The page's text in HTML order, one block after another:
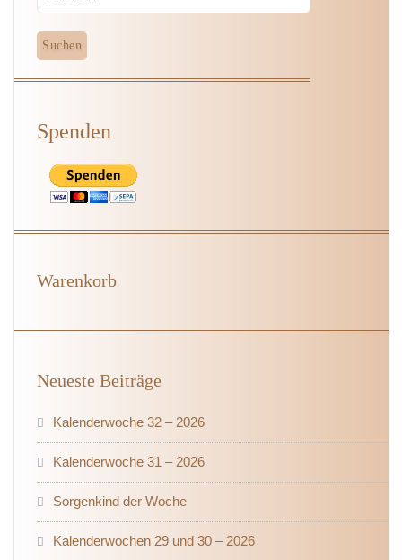
Spenden
Warenkorb
Neueste Beiträge
Kalenderwoche 32 – 2026
Kalenderwoche 31 – 2026
Sorgenkind der Woche
Kalenderwochen 29 und 30 – 2026